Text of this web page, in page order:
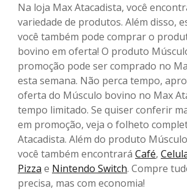
Na loja Max Atacadista, você
variedade de produtos. Além disso,
você também pode comprar o
bovino em oferta! O produto
promoção pode ser comprado no
esta semana. Não perca tempo,
oferta do Músculo bovino no Max
tempo limitado. Se quiser conferir
em promoção, veja o folheto
Atacadista. Além do produto
você também encontrará Café,
Pizza e Nintendo Switch. Compre
precisa, mas com economia!